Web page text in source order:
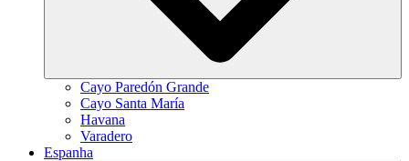
Cayo Paredón Grande
Cayo Santa María
Havana
Varadero
Espanha